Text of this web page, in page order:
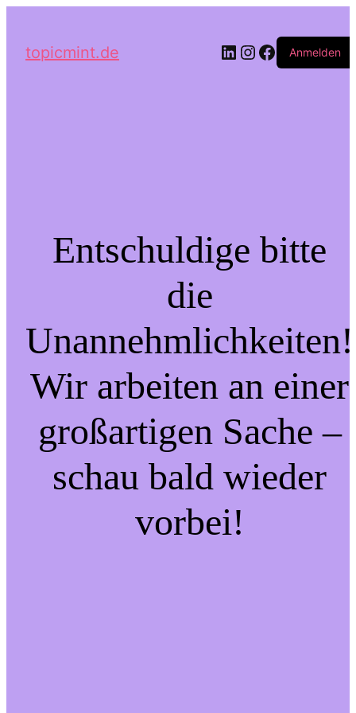
topicmint.de LinkedIn
Instagram
Facebook
Anmelden
Entschuldige bitte
die
Unannehmlichkeiten!
Wir arbeiten an einer
großartigen Sache –
schau bald wieder
vorbei!